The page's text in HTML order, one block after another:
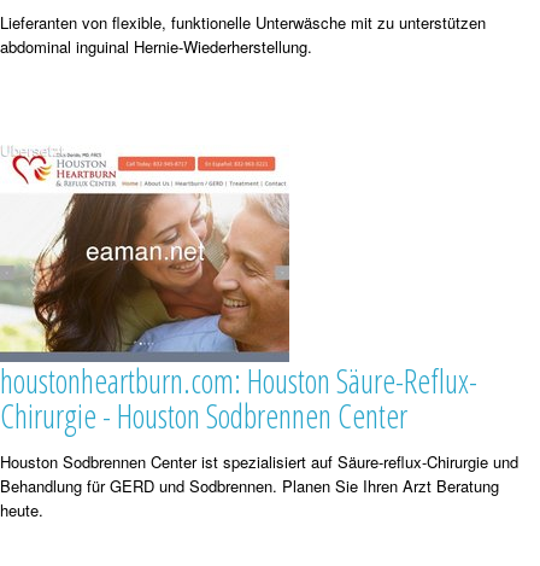
Lieferanten von flexible, funktionelle Unterwäsche mit zu unterstützen
abdominal inguinal Hernie-Wiederherstellung.
houstonheartburn.com: Houston Säure-Reflux-
Chirurgie - Houston Sodbrennen Center
Houston Sodbrennen Center ist spezialisiert auf Säure-reflux-Chirurgie und
Behandlung für GERD und Sodbrennen. Planen Sie Ihren Arzt Beratung
heute.